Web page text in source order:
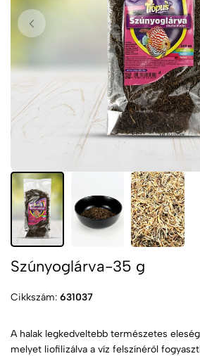
Szúnyoglárva-35 g
Cikkszám: 631037
A halak legkedveltebb természetes
melyet liofilizálva a víz felszínéről